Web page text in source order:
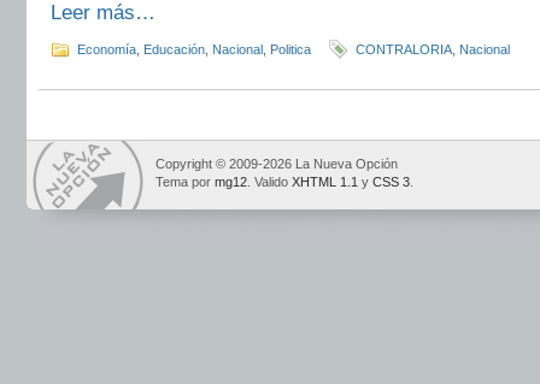
Leer más…
Economía Educación Nacional Politica CONTRALORIA Nacional
Copyright © 2009-2026 La Nueva Opción
Tema por mg12 . Valido XHTML 1.1 y CSS 3